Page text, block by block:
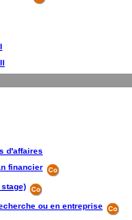
d'affaires
financier
ou en entreprise